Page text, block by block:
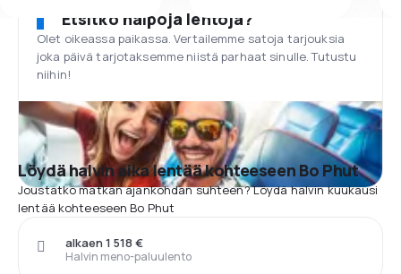
Etsitkö halpoja lentoja?
Olet oikeassa paikassa. Vertailemme satoja tarjouksia
joka päivä tarjotaksemme niistä parhaat sinulle. Tutustu
niihin!
Löydä halvin aika lentää kohteeseen Bo Phut
Joustatko matkan ajankohdan suhteen? Löydä halvin kuukausi
lentää kohteeseen Bo Phut
Halvin meno-paluulento
alkaen 1 518 €